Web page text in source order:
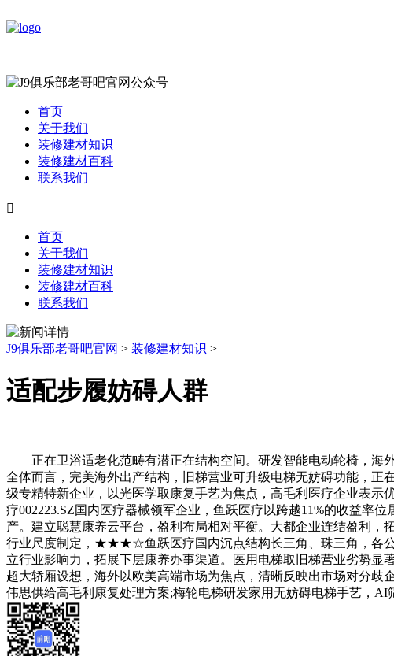
首页
关于我们
装修建材知识
装修建材百科
联系我们

首页
关于我们
装修建材知识
装修建材百科
联系我们
J9俱乐部老哥吧官网 > 装修建材知识 >
适配步履妨碍人群
正在卫浴适老化范畴有潜正在结构空间。研发智能电动轮椅，海外
全体而言，完美海外出产结构，旧梯营业可升级电梯无妨碍功能，
级专精特新企业，以光医学取康复手艺为焦点，高毛利医疗企业表
疗002223.SZ国内医疗器械领军企业，鱼跃医疗以跨越11%的收益率
产。建立聪慧康养云平台，盈利布局相对平衡。大都企业连结盈利
行业尺度制定，★★★☆鱼跃医疗国内沉点结构长三角、珠三角，各公
立行业影响力，拓展下层康养办事渠道。医用电梯取旧梯营业劣势
超大轿厢设想，海外以欧美高端市场为焦点，清晰反映出市场对分歧
伟思供给高毛利康复处理方案;梅轮电梯研发家用无妨碍电梯手艺，